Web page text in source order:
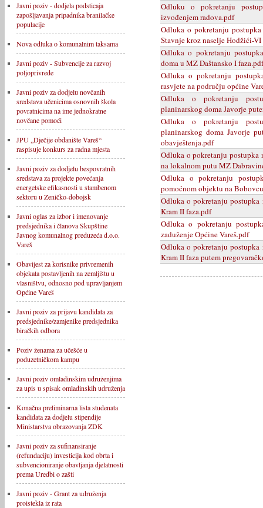
Javni poziv - dodjela podsticaja
zapošljavanja pripadnika branilačke
populacije
Nova odluka o komunalnim taksama
Javni poziv - Subvencije za razvoj
poljoprivrede
Javni poziv za dodjelu novčanih
sredstava učenicima osnovnih škola
povratnicima na ime jednokratne
novčane pomoći
JPU „Dječije obdanište Vareš“
raspisuje konkurs za radna mjesta
Javni poziv za dodjelu bespovratnih
sredstava za projekte povećanja
energetske efikasnosti u stambenom
sektoru u Zeničko-dobojsk
Javni oglas za izbor i imenovanje
predsjednika i članova Skupštine
Javnog komunalnog preduzeća d.o.o.
Vareš
Obavijest za korisnike privremenih
objekata postavljenih na zemljištu u
vlasništvu, odnosno pod upravljanjem
Općine Vareš
Javni poziv za prijavu kandidata za
predsjednike/zamjenike predsjednika
biračkih odbora
Poziv ženama za učešće u
poduzetničkom kampu
Javni poziv omladinskim udruženjima
za upis u spisak omladinskih udruženja
Konačna preliminarna lista studenata
kandidata za dodjelu stipendije
Ministarstva obrazovanja ZDK
Javni poziv za sufinansiranje
(refundaciju) investicija kod obrta i
subvencioniranje obavljanja djelatnosti
prema Uredbi o zašti
Javni poziv - Grant za udruženja
proistekla iz rata
Odluku o pokretanju
izvođenjem radova.pdf
Odluka o pokretanju
Stavnje kroz naselje Hodžići-VI
Odluka o pokretanju
doma u MZ Daštansko I faza.pdf
Odluka o pokretanju
rasvjete na području općine
Odluka o pokretanju
planinarskog doma Javorje
Odluka o pokretanju
planinarskog doma Javorje
obavještenja.pdf
Odluka o pokretanju postupka
na lokalnom putu MZ
Odluka o pokretanju
pomoćnom objektu na
Odluka o pokretanju postupka
Kram II faza.pdf
Odluka o pokretanju
zaduženje Općine Vareš.pdf
Odluka o pokretanju postupka
Kram II faza putem